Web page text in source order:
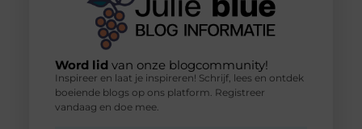
Word lid van onze blogcommunity!
Inspireer en laat je inspireren! Schrijf, lees en ontdek
boeiende blogs op ons platform. Registreer
vandaag en doe mee.